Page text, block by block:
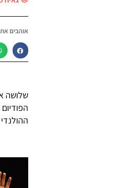
אוהבים
שלושה
ההולנדי בן ה-25, מקס ורסטאפן, היה